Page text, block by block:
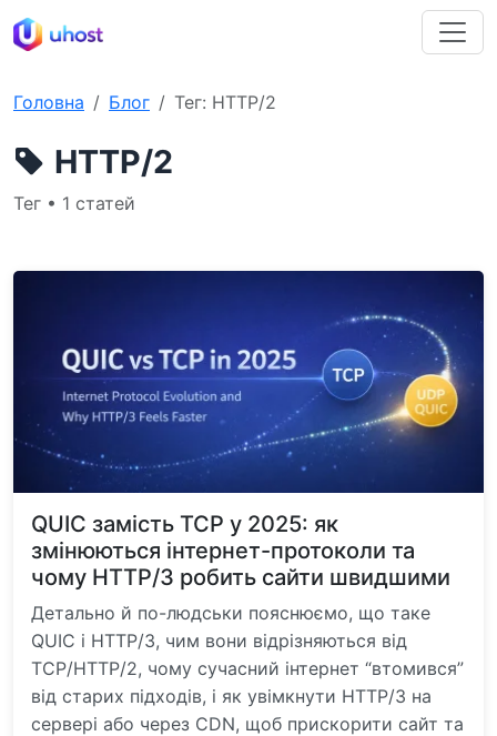
Головна Блог Тег: HTTP/2
HTTP/2
Тег • 1 статей
QUIC замість TCP у 2025: як
змінюються інтернет-протоколи та
чому HTTP/3 робить сайти швидшими
Детально й по-людськи пояснюємо, що таке
QUIC і HTTP/3, чим вони відрізняються від
TCP/HTTP/2, чому сучасний інтернет “втомився”
від старих підходів, і як увімкнути HTTP/3 на
сервері або через CDN, щоб прискорити сайт та